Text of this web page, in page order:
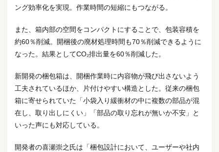
ング効率化を実現。作業時間の短縮にもつながる。
また、箱内部の空間をコンパクトにすることで、包装容積を
約60％削減。開梱後の廃材処理時間も70％削減できるように
なった。結果としてCO₂排出量を60％削減した。
新開発の梱包箱は、開梱作業時に内容物が飛び出さないよう
工夫されているほか、片付けやすい構造とした。従来の梱包
箱に寄せられていた「小袋入り緩衝材の中に複数の部品が混
在し、取り出しにくい」「部品の取り忘れが無いか不安」と
いった声にも対応している。
開発者の喜瀬崇之氏は「梱包設計において、ユーザーや社内